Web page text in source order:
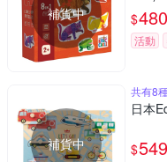
補貨中
$480
活動
補貨中
共有8
日本
$549